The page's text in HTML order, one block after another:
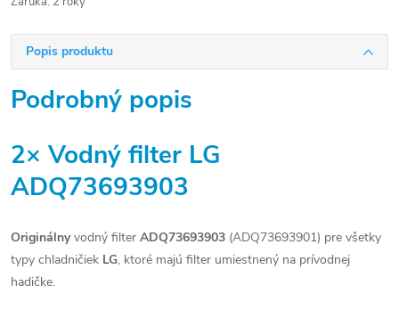
Popis produktu
Podrobný popis
2× Vodný filter LG
ADQ73693903
Originálnyvodný filter ADQ73693903 (ADQ73693901) pre všetky
typy chladničiek LG, ktoré majú filter umiestnený na prívodnej
hadičke.